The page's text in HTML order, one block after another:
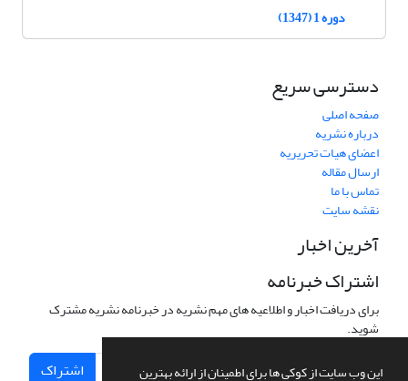
این وب سایت از کوکی ها برای اطمینان از ارائه بهترین
دوره 1 (1347)
دسترسی سریع
صفحه اصلی
درباره نشریه
اعضای هیات تحریریه
ارسال مقاله
تماس با ما
نقشه سایت
آخرین اخبار
اشتراک خبرنامه
برای دریافت اخبار و اطلاعیه های مهم نشریه در خبرنامه نشریه مشترک
شوید.
اشتراک